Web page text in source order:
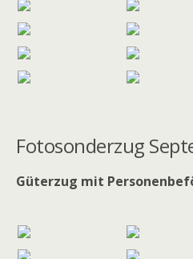
Fotosonderzug
Güterzug mit